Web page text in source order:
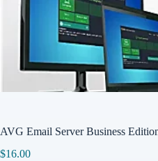
AVG Email Server Business
$16.00